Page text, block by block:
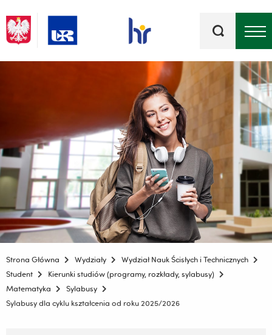
kluczowe
Strona Główna Wydziały
Wydział Nauk Ścisłych i Technicznych
Student
Kierunki studiów (programy, rozkłady, sylabusy)
Matematyka
Sylabusy
Sylabusy dla cyklu kształcenia od roku 2025/2026